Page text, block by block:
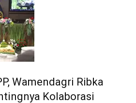
Wamendagri Ribka
Kolaborasi